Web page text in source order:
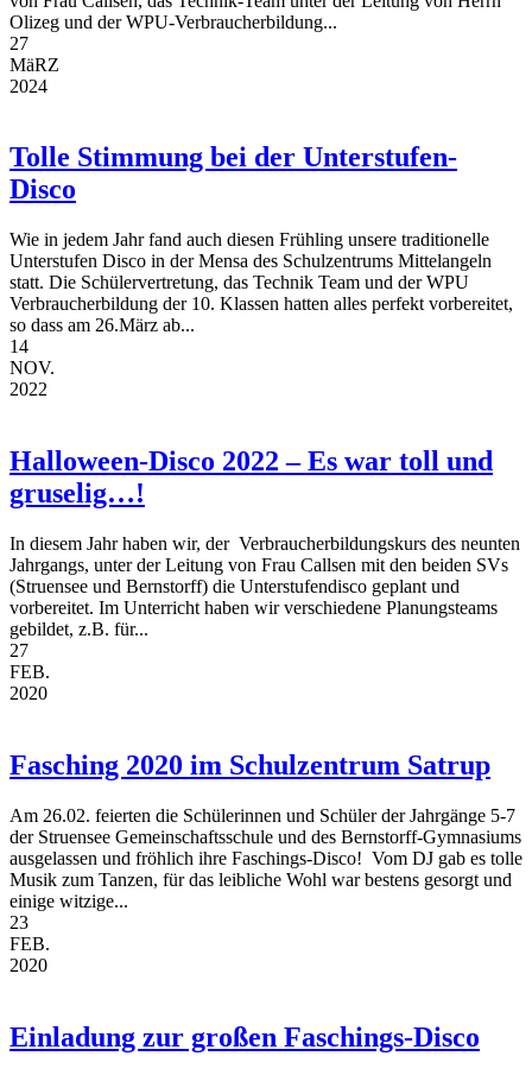
Olizeg und der WPU-Verbraucherbildung...
27
MäRZ
2024
Tolle Stimmung bei der Unterstufen-
Disco
Wie in jedem Jahr fand auch diesen Frühling unsere traditionelle
Unterstufen Disco in der Mensa des Schulzentrums Mittelangeln
statt. Die Schülervertretung, das Technik Team und der WPU
Verbraucherbildung der 10. Klassen hatten alles perfekt vorbereitet,
so dass am 26.März ab...
14
NOV.
2022
Halloween-Disco 2022 – Es war toll und
gruselig…!
In diesem Jahr haben wir, der Verbraucherbildungskurs des neunten
Jahrgangs, unter der Leitung von Frau Callsen mit den beiden SVs
(Struensee und Bernstorff) die Unterstufendisco geplant und
vorbereitet. Im Unterricht haben wir verschiedene Planungsteams
gebildet, z.B. für...
27
FEB.
2020
Fasching 2020 im Schulzentrum Satrup
Am 26.02. feierten die Schülerinnen und Schüler der Jahrgänge 5-7
der Struensee Gemeinschaftsschule und des Bernstorff-Gymnasiums
ausgelassen und fröhlich ihre Faschings-Disco! Vom DJ gab es tolle
Musik zum Tanzen, für das leibliche Wohl war bestens gesorgt und
einige witzige...
23
FEB.
2020
Einladung zur großen Faschings-Disco